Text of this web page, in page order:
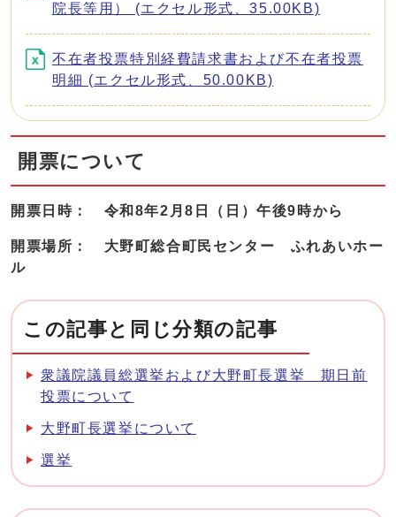
院長等用） (エクセル形式、35.00KB)
不在者投票特別経費請求書および不在者投票
明細 (エクセル形式、50.00KB)
開票について
開票日時： 令和8年2月8日（日）午後9時から
開票場所： 大野町総合町民センター ふれあいホー
ル
この記事と同じ分類の記事
衆議院議員総選挙および大野町長選挙 期日前
投票について
大野町長選挙について
選挙